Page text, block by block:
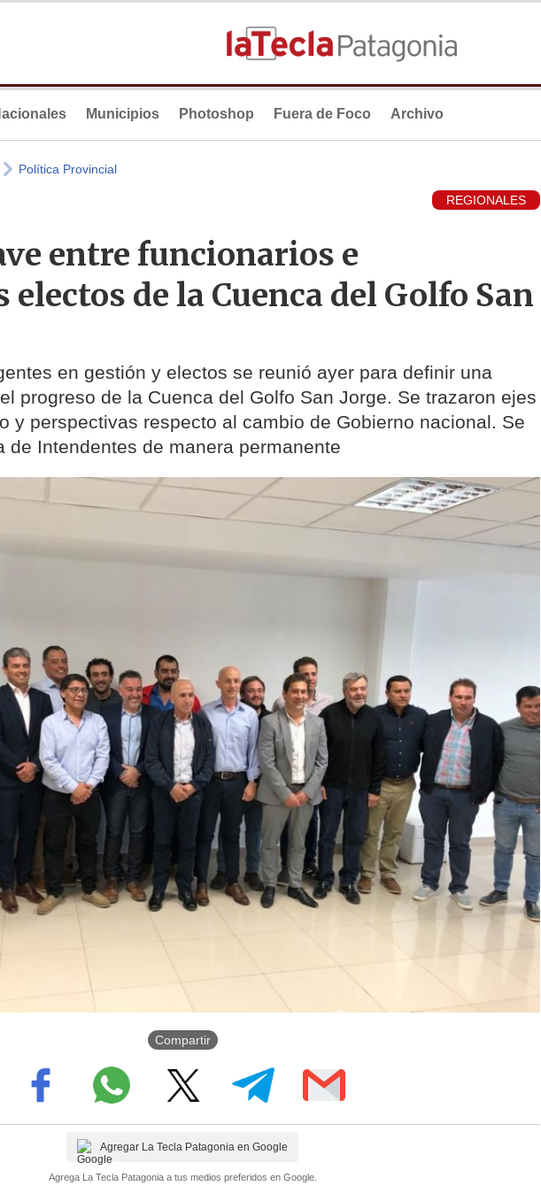
Municipios Photoshop Fuera de Foco Archivo
Política Provincial
REGIONALES
entre funcionarios e
de la Cuenca del Golfo San
en gestión y electos se reunió ayer para definir una
progreso de la Cuenca del Golfo San Jorge. Se trazaron ejes
y perspectivas respecto al cambio de Gobierno nacional. Se
de Intendentes de manera permanente
Compartir
Agregar La Tecla Patagonia en Google
Agrega La Tecla Patagonia a tus medios preferidos en Google.